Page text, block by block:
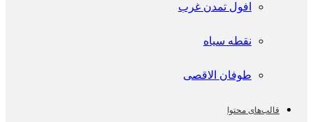
افول تمدن غرب
نقطه سیاه
طوفان الاقصی
قالب‌های محتوا